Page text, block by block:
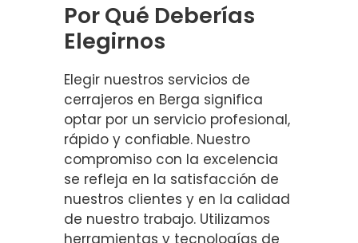
Por Qué Deberías
Elegirnos
Elegir nuestros servicios de
cerrajeros en Berga significa
optar por un servicio profesional,
rápido y confiable. Nuestro
compromiso con la excelencia
se refleja en la satisfacción de
nuestros clientes y en la calidad
de nuestro trabajo. Utilizamos
herramientas y tecnologías de